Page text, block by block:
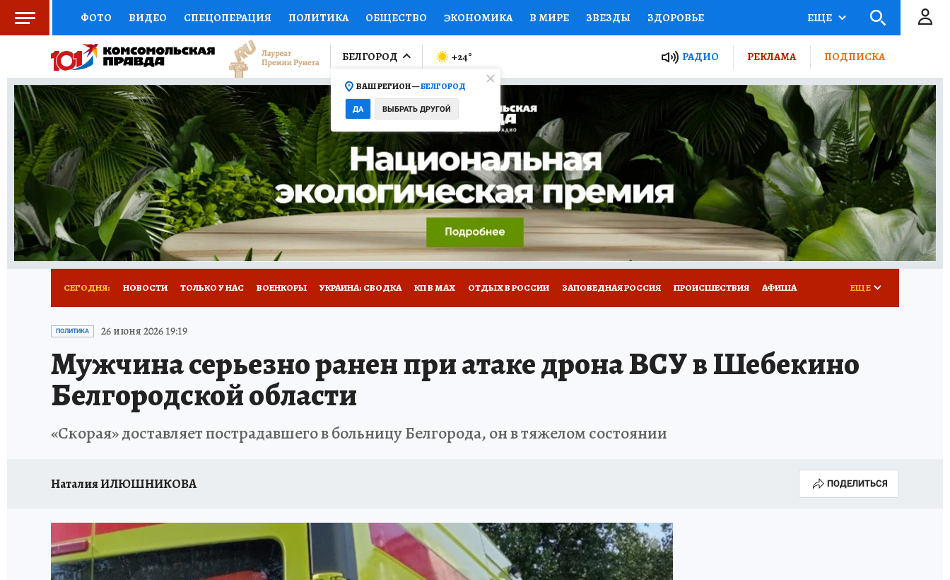
ФОТО ВИДЕО СПЕЦОПЕРАЦИЯ ПОЛИТИКА ОБЩЕСТВО ЭКОНОМИКА В МИРЕ ЗВЕЗДЫ ЗДОРОВЬЕ
СОЦПОДДЕРЖКА НАУКА СПОРТ КОЛУМНИСТЫ ПРОИСШЕСТВИЯ НАЦИОНАЛЬНЫЕ ПРОЕКТЫ РОССИИ
ВЫБОР ЭКСПЕРТОВ ДОКТОР ФИНАНСЫ ОТКРЫВАЕМ МИР Я ЗНАЮ СЕМЬЯ ЖЕНСКИЕ СЕКРЕТЫ ПУТЕВОДИТЕЛЬ
КНИЖНАЯ ПОЛКА ПРОГНОЗЫ НА СПОРТ ПРОМОКОДЫ СЕРИАЛЫ СПЕЦПРОЕКТЫ ДЕФИЦИТ ЖЕЛЕЗА ТУРИЗМ
ПРЕСС-ЦЕНТР НЕДВИЖИМОСТЬ ТЕЛЕВИЗОР КОЛЛЕКЦИИ КОНКУРСЫ РАБОТА У НАС ГИД ПОТРЕБИТЕЛЯ ВСЕ О КП
РАДИО КП РЕКЛАМА ТЕСТЫ НОВОЕ НА САЙТЕ
ЕЩЕ
БЕЛГОРОД
ВАШ РЕГИОН —БЕЛГОРОД
ДА ВЫБРАТЬ ДРУГОЙ
+24° РАДИО РЕКЛАМА ПОДПИСКА
СЕГОДНЯ: НОВОСТИ ТОЛЬКО У НАС ВОЕНКОРЫ УКРАИНА: СВОДКА КП В МАХ ОТДЫХ В РОССИИ ЗАПОВЕДНАЯ РОССИЯ ПРОИСШЕСТВИЯ АФИША
ИСПЫТАНО НА СЕБЕ
ЕЩЕ
ПОЛИТИКА 26 июня 2026 19:19
Мужчина серьезно ранен при атаке дрона ВСУ в Шебекино
Белгородской области
«Скорая» доставляет пострадавшего в больницу Белгорода, он в тяжелом состоянии
Наталия ИЛЮШНИКОВА ПОДЕЛИТЬСЯ